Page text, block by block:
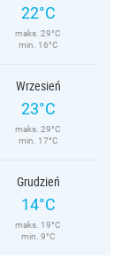
22°C
maks. 29°C
min. 16°C
Wrzesień
23°C
maks. 29°C
min. 17°C
Grudzień
14°C
maks. 19°C
min. 9°C